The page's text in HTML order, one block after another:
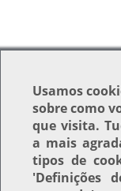
Usamos
sobre como
que visita.
a mais
tipos de
'Definições